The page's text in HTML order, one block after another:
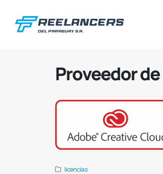
Proveedor
licencias